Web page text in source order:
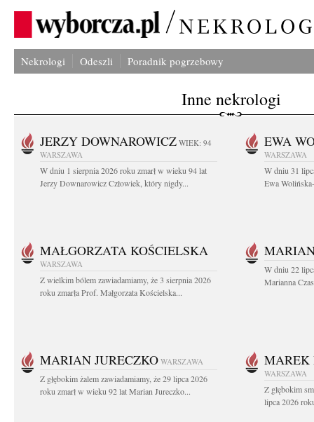
Nekrologi Odeszli Poradnik pogrzebowy
Inne nekrologi
JERZY DOWNAROWICZ WIEK: 94
WARSZAWA
W dniu 1 sierpnia 2026 roku zmarł w wieku 94 lat
Jerzy Downarowicz Człowiek, który nigdy...
EWA
WARSZAWA
W dniu 31
Ewa
MAŁGORZATA KOŚCIELSKA
WARSZAWA
Z wielkim bólem zawiadamiamy, że 3 sierpnia 2026
roku zmarła Prof. Małgorzata Kościelska...
W dniu 22
Marianna
MARIAN JURECZKO WARSZAWA
Z głębokim żalem zawiadamiamy, że 29 lipca 2026
roku zmarł w wieku 92 lat Marian Jureczko...
MAREK
WARSZAWA
Z głębokim
lipca 2026